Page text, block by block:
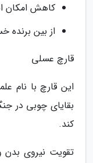
کاهش امکان
از بین برنده
قارچ عسلی
بقایای چوبی در
کند.
تقویت نیروی